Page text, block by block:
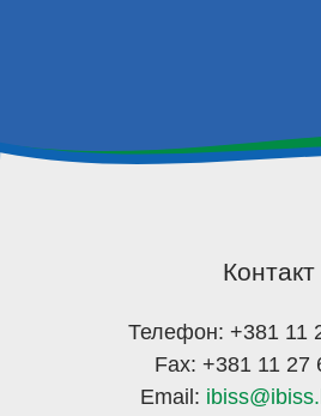
Контакт
Телефон: +381 11
Fax: +381 11 27
Email: